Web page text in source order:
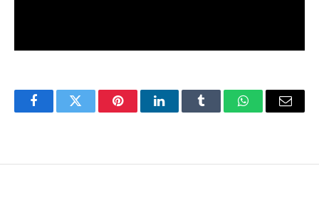
FacebookTwitter PinterestLinkedInTumblr WhatsAppEmail